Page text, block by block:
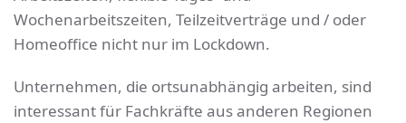
Wochenarbeitszeiten, Teilzeitverträge und / oder
Homeoffice nicht nur im Lockdown.
Unternehmen, die ortsunabhängig arbeiten, sind
interessant für Fachkräfte aus anderen Regionen